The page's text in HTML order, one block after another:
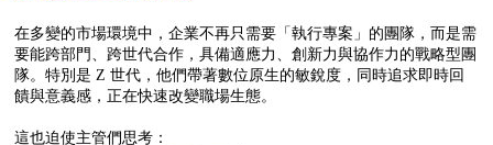
在多變的市場環境中，企業不再只需要「執行專案」的團隊，而是需
要能跨部門、跨世代合作，具備適應力、創新力與協作力的戰略型團
隊。特別是 Z 世代，他們帶著數位原生的敏銳度，同時追求即時回
饋與意義感，正在快速改變職場生態。
這也迫使主管們思考：